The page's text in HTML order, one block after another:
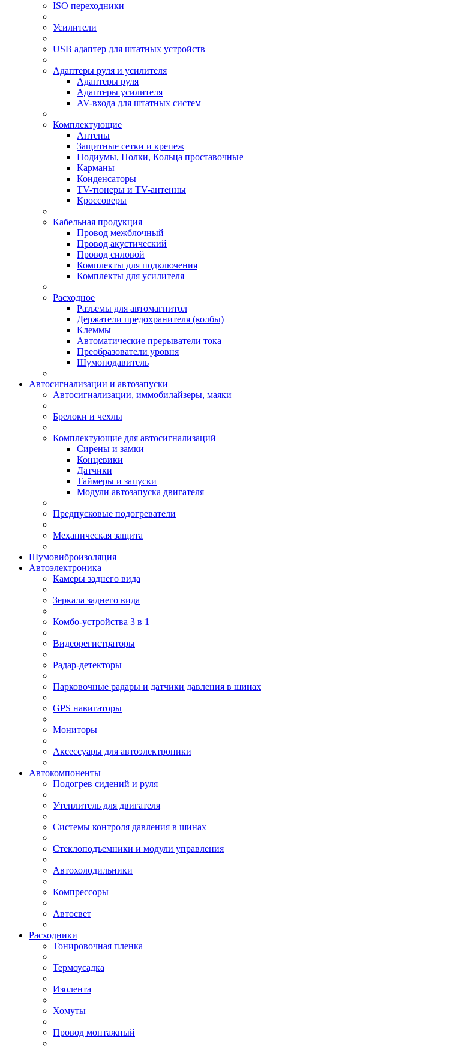
ISO переходники
Усилители
USB адаптер для штатных устройств
Адаптеры руля и усилителя
Адаптеры руля
Адаптеры усилителя
AV-входа для штатных систем
Комплектующие
Антены
Защитные сетки и крепеж
Подиумы, Полки, Кольца проставочные
Карманы
Конденсаторы
TV-тюнеры и TV-антенны
Кроссоверы
Кабельная продукция
Провод межблочный
Провод акустический
Провод силовой
Комплекты для подключения
Комплекты для усилителя
Расходное
Разъемы для автомагнитол
Держатели предохранителя (колбы)
Клеммы
Автоматические прерыватели тока
Преобразователи уровня
Шумоподавитель
Автосигнализации и автозапуски
Автосигнализации, иммобилайзеры, маяки
Брелоки и чехлы
Комплектующие для автосигнализаций
Сирены и замки
Концевики
Датчики
Таймеры и запуски
Модули автозапуска двигателя
Предпусковые подогреватели
Механическая защита
Шумовиброизоляция
Автоэлектроника
Камеры заднего вида
Зеркала заднего вида
Комбо-устройства 3 в 1
Видеорегистраторы
Радар-детекторы
Парковочные радары и датчики давления в шинах
GPS навигаторы
Мониторы
Аксессуары для автоэлектроники
Автокомпоненты
Подогрев сидений и руля
Утеплитель для двигателя
Системы контроля давления в шинах
Стеклоподъемники и модули управления
Автохолодильники
Компрессоры
Автосвет
Расходники
Тонировочная пленка
Термоусадка
Изолента
Хомуты
Провод монтажный